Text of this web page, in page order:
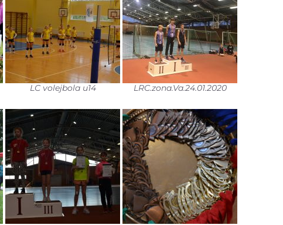
LC volejbola u14 LRC.zona.Va.24.01.2020